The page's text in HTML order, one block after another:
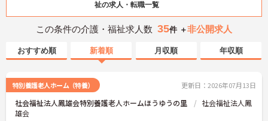
祉の求人・転職一覧
この条件の介護・福祉求人数 35件 ＋非公開求人
おすすめ順 新着順 月収順 年収順
特別養護老人ホーム（特養） 更新日：2026年07月13日
社会福祉法人鳳雄会特別養護老人ホームほうゆうの里
社会福祉法人鳳
雄会